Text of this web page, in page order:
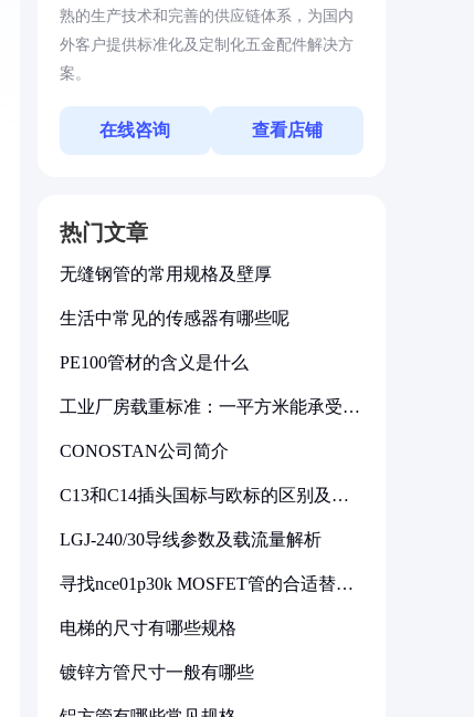
熟的生产技术和完善的供应链体系，为国内
外客户提供标准化及定制化五金配件解决方
案。
在线咨询 查看店铺
热门文章
无缝钢管的常用规格及壁厚
生活中常见的传感器有哪些呢
PE100管材的含义是什么
工业厂房载重标准：一平方米能承受多
CONOSTAN公司简介
C13和C14插头国标与欧标的区别及其
LGJ-240/30导线参数及载流量解析
寻找nce01p30k MOSFET管的合适替代
电梯的尺寸有哪些规格
镀锌方管尺寸一般有哪些